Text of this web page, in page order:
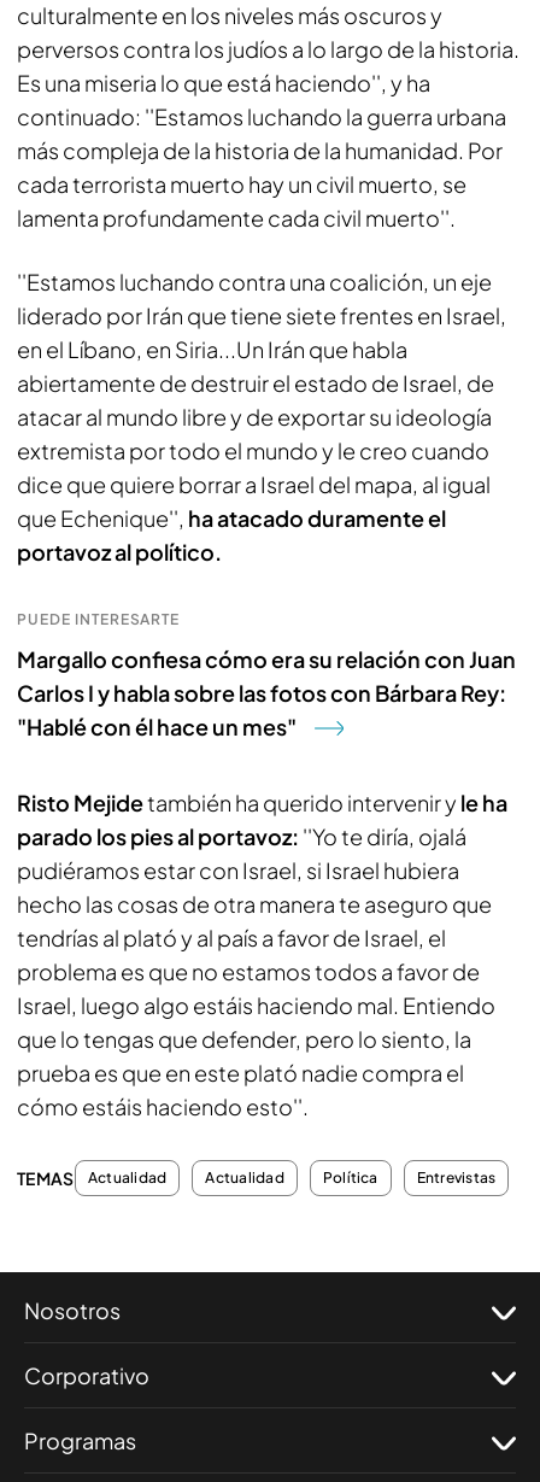
culturalmente en los niveles más oscuros y
perversos contra los judíos a lo largo de la historia.
Es una miseria lo que está haciendo'', y ha
continuado: ''Estamos luchando la guerra urbana
más compleja de la historia de la humanidad. Por
cada terrorista muerto hay un civil muerto, se
lamenta profundamente cada civil muerto''.
''Estamos luchando contra una coalición, un eje
liderado por Irán que tiene siete frentes en Israel,
en el Líbano, en Siria...Un Irán que habla
abiertamente de destruir el estado de Israel, de
atacar al mundo libre y de exportar su ideología
extremista por todo el mundo y le creo cuando
dice que quiere borrar a Israel del mapa, al igual
que Echenique'', ha atacado duramente el
portavoz al político.
PUEDE INTERESARTE
Margallo confiesa cómo era su relación con Juan
Carlos I y habla sobre las fotos con Bárbara Rey:
"Hablé con él hace un mes"
Risto Mejidetambién ha querido intervenir y le ha
parado los pies al portavoz: ''Yo te diría, ojalá
pudiéramos estar con Israel, si Israel hubiera
hecho las cosas de otra manera te aseguro que
tendrías al plató y al país a favor de Israel, el
problema es que no estamos todos a favor de
Israel, luego algo estáis haciendo mal. Entiendo
que lo tengas que defender, pero lo siento, la
prueba es que en este plató nadie compra el
cómo estáis haciendo esto''.
TEMAS Actualidad Actualidad Política Entrevistas
Nosotros
Corporativo
Programas